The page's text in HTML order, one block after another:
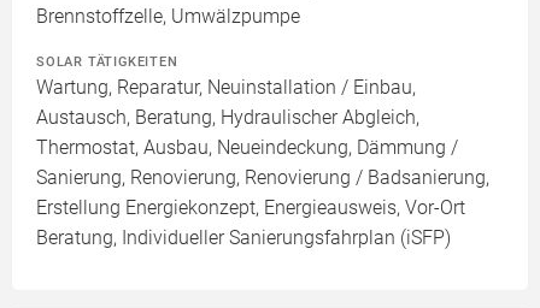
Brennstoffzelle, Umwälzpumpe
SOLAR TÄTIGKEITEN
Wartung, Reparatur, Neuinstallation / Einbau,
Austausch, Beratung, Hydraulischer Abgleich,
Thermostat, Ausbau, Neueindeckung, Dämmung /
Sanierung, Renovierung, Renovierung / Badsanierung,
Erstellung Energiekonzept, Energieausweis, Vor-Ort
Beratung, Individueller Sanierungsfahrplan (iSFP)